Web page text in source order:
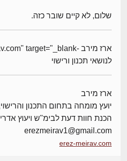
שלום, לא קיים שובר כזה.
לנושאי תכנון ורישוי
ארז מירב
יועץ מומחה בתחום התכנון
הכנת חוות דעת לבימ"ש ויעוץ
erezmeirav1@gmail.com
erez-meirav.com